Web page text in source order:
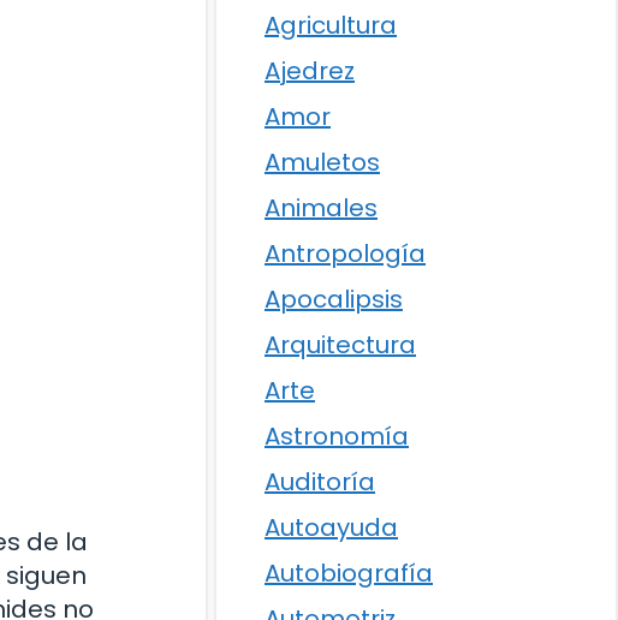
de la
no
Agricultura
Ajedrez
Amor
Amuletos
Animales
Antropología
Apocalipsis
Arquitectura
Arte
Astronomía
Auditoría
Autoayuda
Autobiografía